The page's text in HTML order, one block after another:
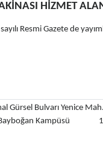
HİZMET
Resmi Gazete de
Gürsel Bulvarı Yenice Mah.
Kampüsü